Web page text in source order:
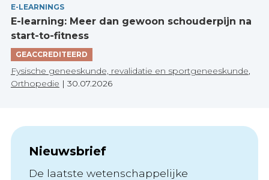
E-LEARNINGS
E-learning: Meer dan gewoon schouderpijn na
start-to-fitness
GEACCREDITEERD
Fysische geneeskunde, revalidatie en sportgeneeskunde
Orthopedie | 30.07.2026
Nieuwsbrief
De laatste wetenschappelijke